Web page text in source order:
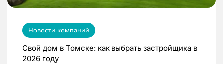
Новости компаний
Свой дом в Томске: как выбрать застройщика в
2026 году